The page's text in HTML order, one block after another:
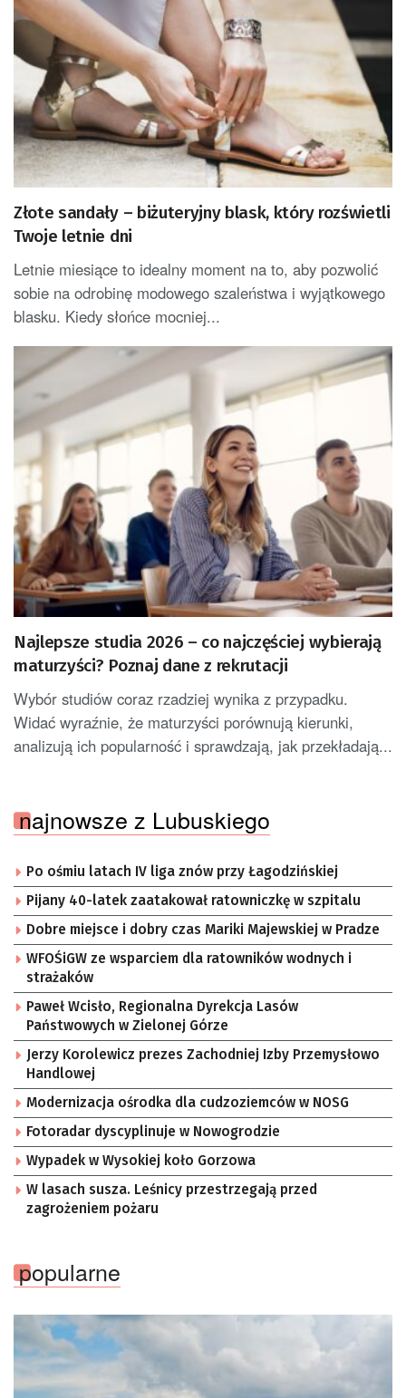
Złote sandały – biżuteryjny blask, który rozświetli
Twoje letnie dni
Letnie miesiące to idealny moment na to, aby pozwolić
sobie na odrobinę modowego szaleństwa i wyjątkowego
blasku. Kiedy słońce mocniej...
Najlepsze studia 2026 – co najczęściej wybierają
maturzyści? Poznaj dane z rekrutacji
Wybór studiów coraz rzadziej wynika z przypadku.
Widać wyraźnie, że maturzyści porównują kierunki,
analizują ich popularność i sprawdzają, jak przekładają...
najnowsze z Lubuskiego
Po ośmiu latach IV liga znów przy Łagodzińskiej
Pijany 40-latek zaatakował ratowniczkę w szpitalu
Dobre miejsce i dobry czas Mariki Majewskiej w Pradze
WFOŚiGW ze wsparciem dla ratowników wodnych i
strażaków
Paweł Wcisło, Regionalna Dyrekcja Lasów
Państwowych w Zielonej Górze
Jerzy Korolewicz prezes Zachodniej Izby Przemysłowo
Handlowej
Modernizacja ośrodka dla cudzoziemców w NOSG
Fotoradar dyscyplinuje w Nowogrodzie
Wypadek w Wysokiej koło Gorzowa
W lasach susza. Leśnicy przestrzegają przed
zagrożeniem pożaru
popularne